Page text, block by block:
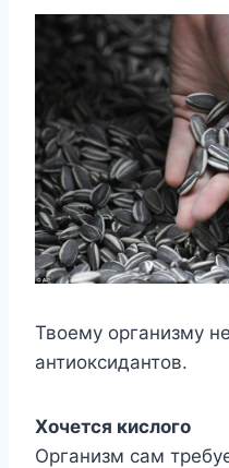
Твоему организму
антиоксидантов.
Хочется кислого
Организм сам